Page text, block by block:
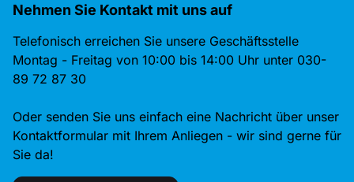
Nehmen Sie Kontakt mit uns auf
Telefonisch erreichen Sie unsere Geschäftsstelle
Montag - Freitag von 10:00 bis 14:00 Uhr unter 030-
89 72 87 30
Oder senden Sie uns einfach eine Nachricht über unser
Kontaktformular mit Ihrem Anliegen - wir sind gerne für
Sie da!